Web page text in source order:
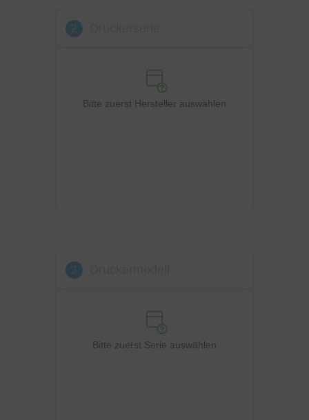
OKI
Bitte zuerst Hersteller auswählen
Bitte zuerst Serie auswählen